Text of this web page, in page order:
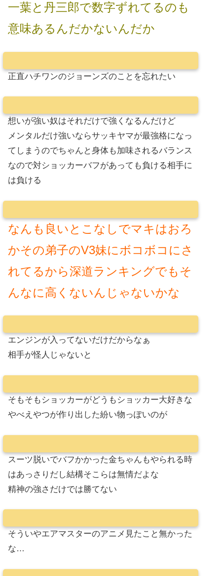
一葉と丹三郎で数字ずれてるのも
意味あるんだかないんだか
正直ハチワンのジョーンズのことを忘れたい
想いが強い奴はそれだけで強くなるんだけど
メンタルだけ強いならサッキヤマが最強格になっ
てしまうのでちゃんと身体も加味されるバランス
なので対ショッカーバフがあっても負ける相手に
は負ける
なんも良いとこなしでマキはおろ
かその弟子のV3妹にボコボコにさ
れてるから深道ランキングでもそ
んなに高くないんじゃないかな
エンジンが入ってないだけだからなぁ
相手が怪人じゃないと
そもそもショッカーがどうもショッカー大好きな
やべえやつが作り出した紛い物っぽいのが
スーツ脱いでバフかかった金ちゃんもやられる時
はあっさりだし結構そこらは無情だよな
精神の強さだけでは勝てない
そういやエアマスターのアニメ見たこと無かった
な…